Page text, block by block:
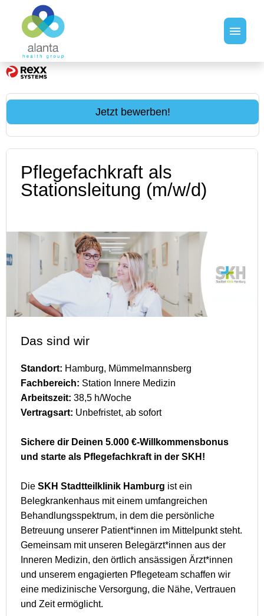
Stellenangebote
Jetzt bewerben!
Pflegefachkraft als
Stationsleitung (m/w/d)
Das sind wir
Standort: Hamburg, Mümmelmannsberg
Fachbereich: Station Innere Medizin
Arbeitszeit: 38,5 h/Woche
Vertragsart: Unbefristet, ab sofort
Sichere dir Deinen 5.000 €-Willkommensbonus
und starte als Pflegefachkraft in der SKH!
Die SKH Stadtteilklinik Hamburg ist ein
Belegkrankenhaus mit einem umfangreichen
Behandlungsspektrum, in dem die persönliche
Betreuung unserer Patient*innen im Mittelpunkt steht.
Gemeinsam mit unseren Belegärzt*innen aus der
Inneren Medizin, den örtlich ansässigen Ärzt*innen
und unserem engagierten Pflegeteam schaffen wir
eine medizinische Versorgung, die Nähe, Vertrauen
und Zeit ermöglicht.